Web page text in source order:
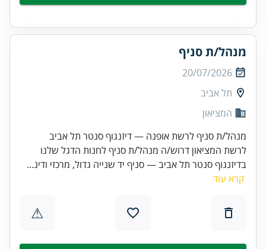
מנהל/ת סניף
20/07/2026
תל אביב
המציאון
מנהל/ת סניף לרשת אופנה — דיזנגוף סנטר תל אביב
לרשת המציאון דרוש/ה מנהל/ת סניף לחנות הדגל שלנו
בדיזנגוף סנטר תל אביב — סניף יד שנייה גדול, מרכזי ודינ...
קרא עוד
⚠